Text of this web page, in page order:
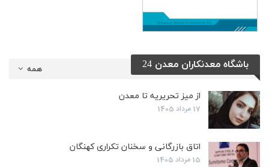
همه باشگاه معدنکاران معدن 24
از میز تحریریه تا معدن
17 مرداد 1405
اتاق بازرگانی و سخنان تکراری کهنگان
15 مرداد 1405